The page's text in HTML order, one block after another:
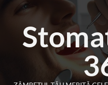
content